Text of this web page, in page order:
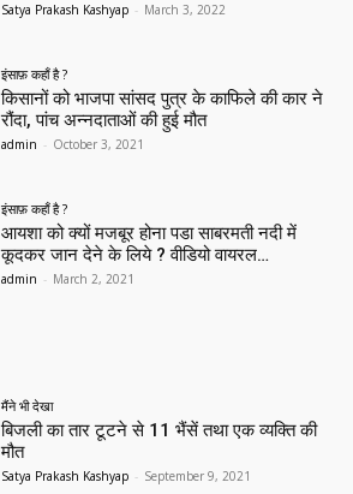
Satya Prakash Kashyap - March 3, 2022
इंसाफ़ कहाँ है ?
किसानों को भाजपा सांसद पुत्र के काफिले की कार ने
रौंदा, पांच अन्नदाताओं की हुई मौत
admin - October 3, 2021
इंसाफ़ कहाँ है ?
आयशा को क्यों मजबूर होना पडा साबरमती नदी में
कूदकर जान देने के लिये ? वीडियो वायरल…
admin - March 2, 2021
मैंने भी देखा
बिजली का तार टूटने से 11 भैंसें तथा एक व्यक्ति की
मौत
Satya Prakash Kashyap - September 9, 2021